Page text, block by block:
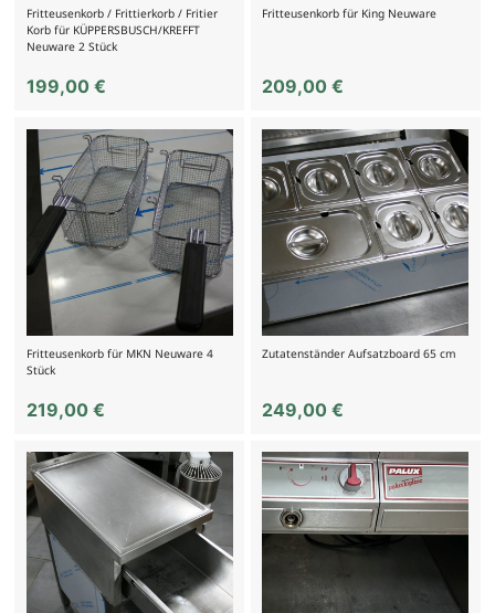
Fritteusenkorb / Frittierkorb / Fritier
Korb für KÜPPERSBUSCH/KREFFT
Neuware 2 Stück
199,00 €
Fritteusenkorb für King Neuware
209,00€
Fritteusenkorb für MKN Neuware 4
Stück
219,00 €
Zutatenständer Aufsatzboard 65 cm
249,00€